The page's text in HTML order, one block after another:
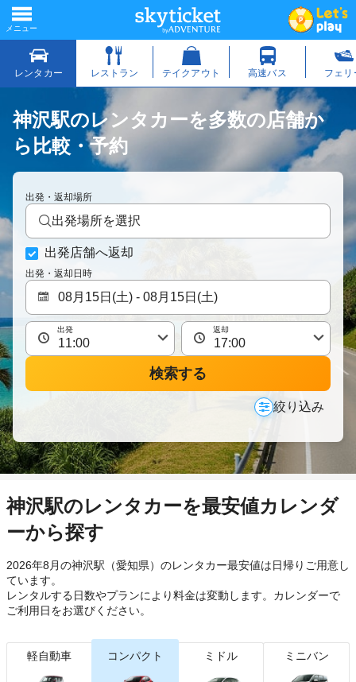
神沢駅のレンタカーを多数の店舗か
ら比較・予約
出発・返却場所
出発場所を選択
出発店舗へ返却
出発・返却日時
出発 返却
検索する
絞り込み
神沢駅のレンタカーを最安値カレンダ
ーから探す
2026年8月の神沢駅（愛知県）のレンタカー最安値は日帰り ご用意し
ています。
レンタルする日数やプランにより料金は変動します。カレンダーで
ご利用日をお選びください。
軽自動車 コンパクト ミドル ミニバン